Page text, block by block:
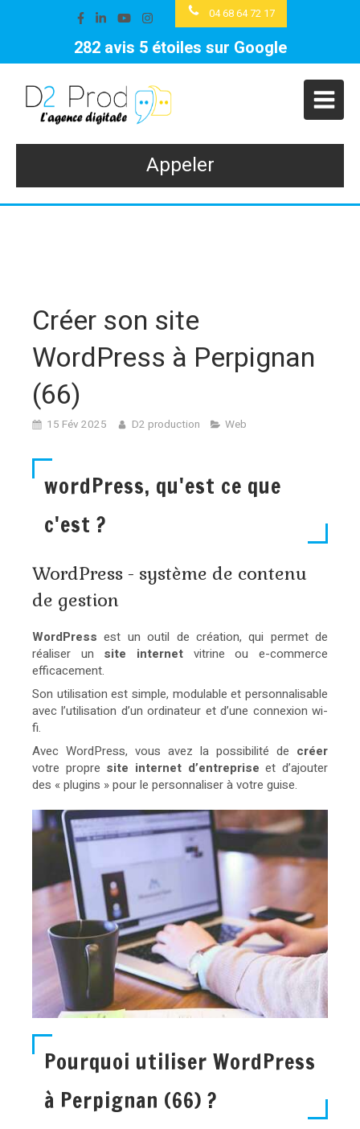
04 68 64 72 17
282 avis 5 étoiles sur Google
Appeler
Créer son site
WordPress à Perpignan
(66)
15 Fév 2025 D2 production Web
wordPress, qu'est ce que
c'est ?
WordPress - système de contenu
de gestion
WordPress est un outil de création, qui permet de
réaliser un site internet vitrine ou e-commerce
efficacement.
Son utilisation est simple, modulable et personnalisable
avec l’utilisation d’un ordinateur et d’une connexion wi-
fi.
Avec WordPress, vous avez la possibilité de créer
votre propre site internet d’entrepriseet d’ajouter
des « plugins » pour le personnaliser à votre guise.
Pourquoi utiliser WordPress
à Perpignan (66) ?